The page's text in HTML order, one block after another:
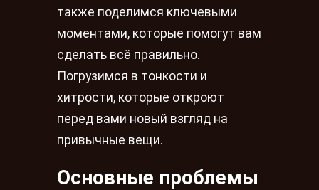
также поделимся ключевыми
моментами, которые помогут вам
сделать всё правильно.
Погрузимся в тонкости и
хитрости, которые откроют
перед вами новый взгляд на
привычные вещи.
Основные проблемы